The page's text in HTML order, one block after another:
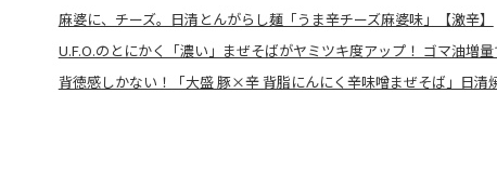
麻婆に、チーズ。日清とんがらし麺「うま辛チーズ麻婆味」【激辛】
U.F.O.のとにかく「濃い」まぜそばがヤミツキ度アップ！ ゴマ油増
背徳感しかない！「大盛 豚×辛 背脂にんにく辛味噌まぜそば」日清